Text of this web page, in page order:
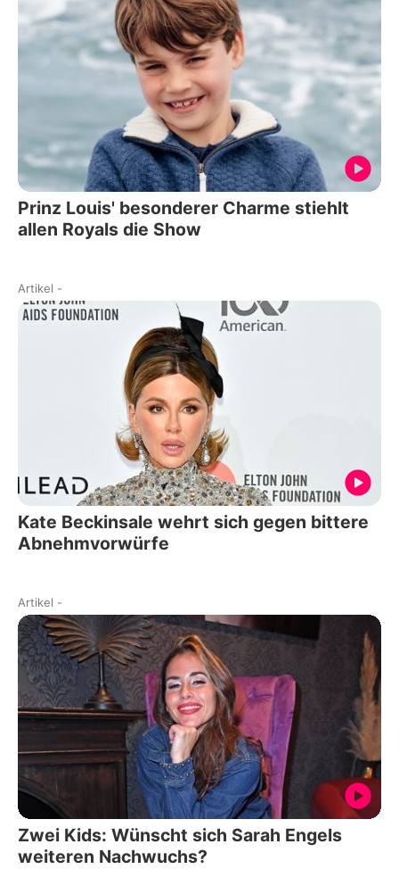
Prinz Louis' besonderer Charme stiehlt
allen Royals die Show
Artikel -
Kate Beckinsale wehrt sich gegen bittere
Abnehmvorwürfe
Artikel -
Zwei Kids: Wünscht sich Sarah Engels
weiteren Nachwuchs?